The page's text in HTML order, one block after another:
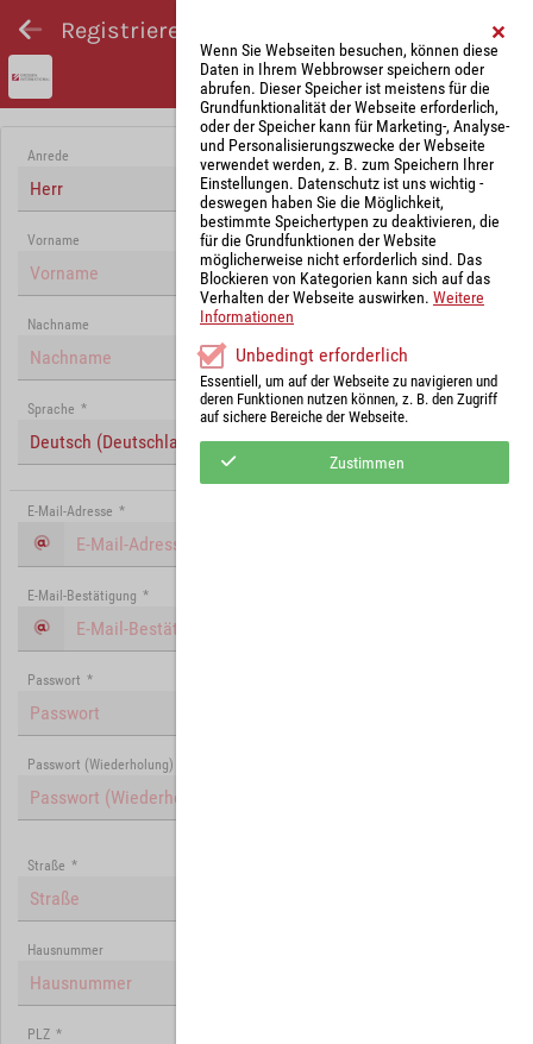
Registrieren und Angebot abgeben
Anrede
Herr
Vorname
Nachname
Sprache *
Deutsch (Deutschland)
E-Mail-Adresse *
E-Mail-Bestätigung *
Passwort *
Passwort (Wiederholung)
Straße *
Hausnummer
PLZ *
Wenn Sie Webseiten besuchen, können diese
Daten in Ihrem Webbrowser speichern oder
abrufen. Dieser Speicher ist meistens für die
Grundfunktionalität der Webseite erforderlich,
oder der Speicher kann für Marketing-, Analyse-
und Personalisierungszwecke der Webseite
verwendet werden, z. B. zum Speichern Ihrer
Einstellungen. Datenschutz ist uns wichtig -
deswegen haben Sie die Möglichkeit,
bestimmte Speichertypen zu deaktivieren, die
für die Grundfunktionen der Website
möglicherweise nicht erforderlich sind. Das
Blockieren von Kategorien kann sich auf das
Verhalten der Webseite auswirken. Weitere
Informationen
Unbedingt erforderlich
Essentiell, um auf der Webseite zu navigieren und
deren Funktionen nutzen können, z. B. den Zugriff
auf sichere Bereiche der Webseite.
Zustimmen